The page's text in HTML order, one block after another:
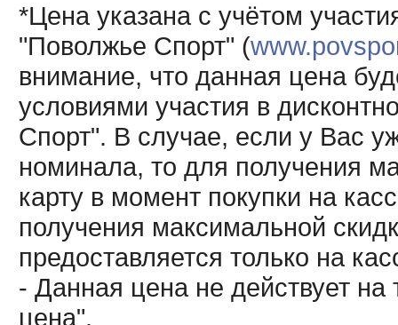
*Цена указана с учётом
"Поволжье Спорт" (
внимание, что данная цена
условиями участия в
Спорт". В случае, если у Вас
номинала, то для получения
карту в момент покупки на
получения максимальной
предоставляется только на
- Данная цена не действует
цена".